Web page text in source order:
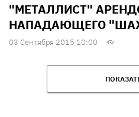
"МЕТАЛЛИСТ"
НАПАДАЮЩЕГО
03 Сентября 2015 10:00